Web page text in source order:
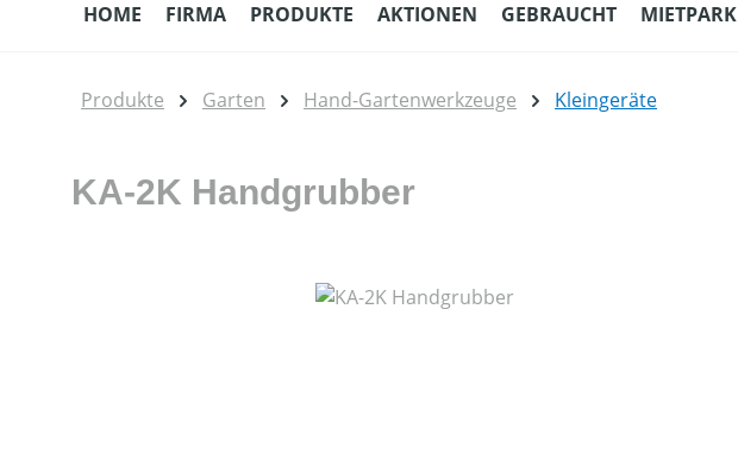
HOME FIRMA PRODUKTE AKTIONEN GEBRAUCHT MIETPARK
Produkte Garten Hand-Gartenwerkzeuge Kleingeräte
KA-2K Handgrubber